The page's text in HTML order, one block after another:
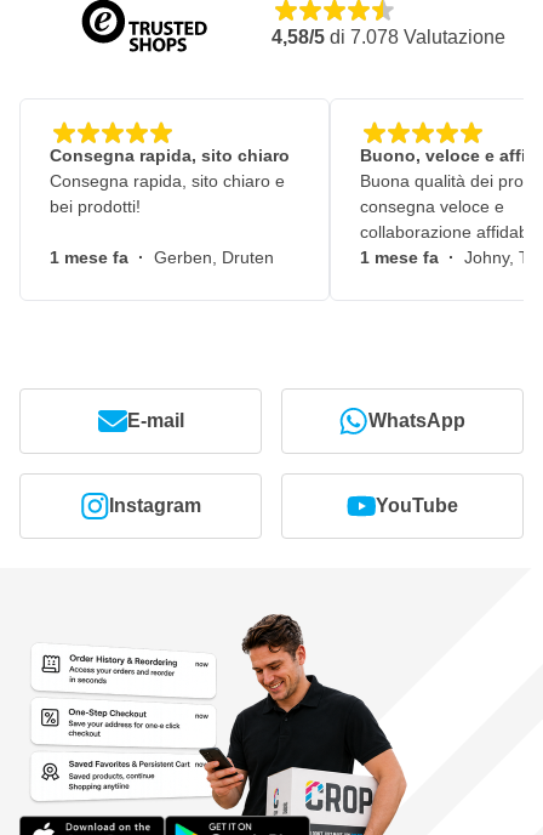
4,58/5 di 7.078 Valutazione
Consegna rapida, sito chiaro
Consegna rapida, sito chiaro e
bei prodotti!
1 mese fa · Gerben, Druten
Buono, veloce e
Buona qualità dei
consegna veloce e
collaborazione
1 mese fa · Johny,
E-mail WhatsApp
Instagram YouTube